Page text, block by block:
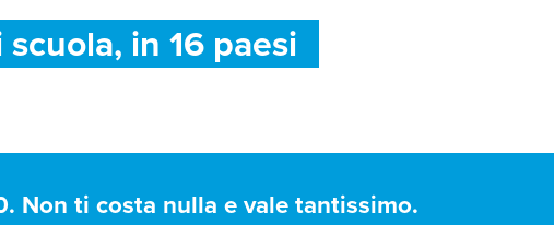
in 16 paesi
Non ti costa nulla e vale tantissimo.